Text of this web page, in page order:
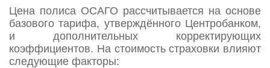
Цена полиса ОСАГО рассчитывается на основе
базового тарифа, утверждённого Центробанком,
и дополнительных корректирующих
коэффициентов. На стоимость страховки влияют
следующие факторы: